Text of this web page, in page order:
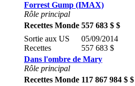
Forrest Gump (IMAX)
Rôle principal
Recettes Monde 557 683 $ $
Sortie aux US
Recettes
05/09/2014
557 683 $
Dans l'ombre de Mary
Rôle principal
Recettes Monde 117 867 984 $ $